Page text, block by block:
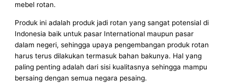
mebel rotan.
Produk ini adalah produk jadi rotan yang sangat potensial di
Indonesia baik untuk pasar International maupun pasar
dalam negeri, sehingga upaya pengembangan produk rotan
harus terus dilakukan termasuk bahan bakunya. Hal yang
paling penting adalah dari sisi kualitasnya sehingga mampu
bersaing dengan semua negara pesaing.